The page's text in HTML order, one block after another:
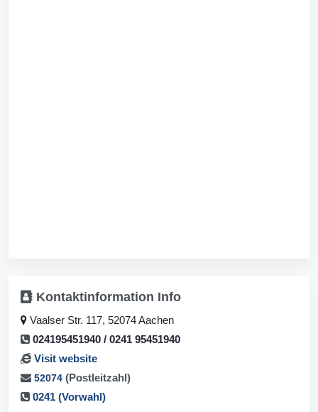
Kontaktinformation Info
Vaalser Str. 117, 52074 Aachen
024195451940 / 0241 95451940
Visit website
52074 (Postleitzahl)
0241 (Vorwahl)